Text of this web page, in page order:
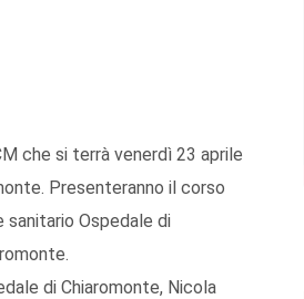
che si terrà venerdì 23 aprile
Presenteranno il corso
sanitario Ospedale di
di Chiaromonte, Nicola